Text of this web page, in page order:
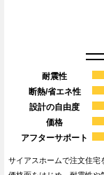
耐震性
断熱/省エネ性
設計の自由度
価格
アフターサポート
サイアスホームで注文住宅